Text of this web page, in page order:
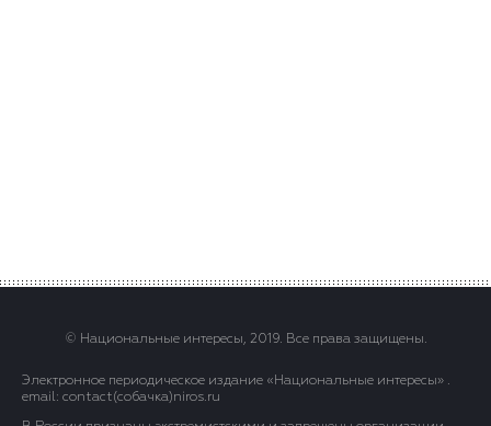
© Национальные интересы, 2019. Все права защищены.
Электронное периодическое издание «Национальные интересы» .
email: contact(сoбaчка)niros.ru